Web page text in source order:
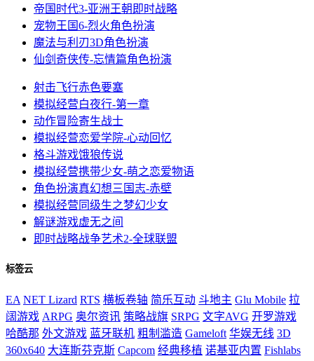
帝国时代3-亚洲王朝 即时战略
宠物王国6-烈火角色扮演
魔法与利刃3D角色扮演
仙剑奇侠传-忘情篇角色扮演
射击飞行赤色要塞
模拟经营白夜行-第一章
动作冒险寄生战士
模拟经营恋爱学院-心动回忆
格斗游戏饿狼传说
模拟经营携带少女-萌之恋爱物语
角色扮演真幻想三国志-赤壁
模拟经营 同级生之梦幻少女
解谜游戏虚无之间
即时战略战争艺术2-全球联盟
标签云
EA NET Lizard RTS 横板卷轴 简乐互动 斗地主 Glu Mobile 拉
阔游戏 ARPG 奥尔资讯 策略战旗 SRPG 文字AVG 开罗游戏
哈酷那 外文游戏 蓝牙联机 粗制滥造 Gameloft 华娱无线 3D
360x640 大连斯芬克斯 Capcom 经典移植 诺基亚内置 Fishlabs